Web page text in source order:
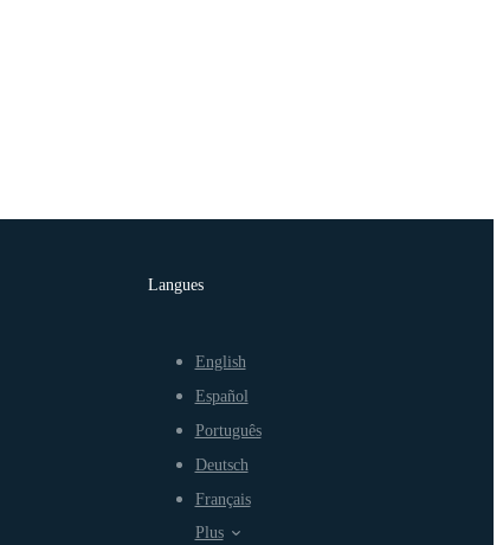
Langues
English
Español
Português
Deutsch
Français
Plus